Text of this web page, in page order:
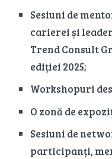
Sesiuni de
carierei și
Trend Consult
ediției 2025;
Workshopuri
O zonă de
Sesiuni de
participanți,